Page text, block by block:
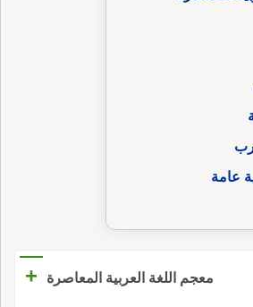
عامة
معجم اللغة العربية المعاصرة +